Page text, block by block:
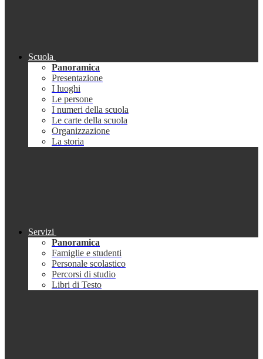
Scuola
Panoramica
Presentazione
I luoghi
Le persone
I numeri della scuola
Le carte della scuola
Organizzazione
La storia
Servizi
Panoramica
Famiglie e studenti
Personale scolastico
Percorsi di studio
Libri di Testo